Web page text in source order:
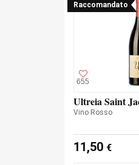
Raccomandato
655
Ultreia Saint
Vino Rosso
11,50 €